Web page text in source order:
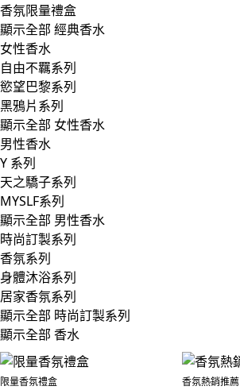
香氛限量禮盒
顯示全部 經典香水
女性香水
自由不羈系列
慾望巴黎系列
黑鴉片系列
顯示全部 女性香水
男性香水
Y 系列
天之驕子系列
MYSLF系列
顯示全部 男性香水
時尚訂製系列
香氛系列
身體沐浴系列
居家香氛系列
顯示全部 時尚訂製系列
顯示全部 香水
限量香氛禮盒 香氛熱銷推薦